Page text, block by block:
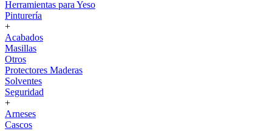
Herramientas para Yeso
Pinturería
+
Acabados
Masillas
Otros
Protectores Maderas
Solventes
Seguridad
+
Arneses
Cascos